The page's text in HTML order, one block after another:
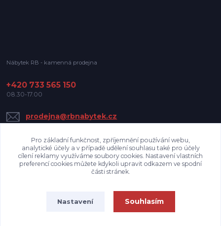
Nábytek RB - kamenná prodejna
+420 733 565 150
08.30-17.00
prodejna@rbnabytek.cz
Upravit sběr cookies.
Pro základní funkčnost, zpříjemnění používání webu,
analytické účely a v případě udělení souhlasu také pro účely
cílení reklamy využíváme soubory cookies. Nastavení vlastních
preferencí cookies můžete kdykoli upravit odkazem ve spodní
části stránek.
Nastavení Souhlasím